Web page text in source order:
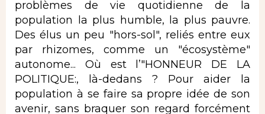
problèmes de vie quotidienne de la
population la plus humble, la plus pauvre.
Des élus un peu "hors-sol", reliés entre eux
par rhizomes, comme un "écosystème"
autonome... Où est l’"HONNEUR DE LA
POLITIQUE:, là-dedans ? Pour aider la
population à se faire sa propre idée de son
avenir, sans braquer son regard forcément